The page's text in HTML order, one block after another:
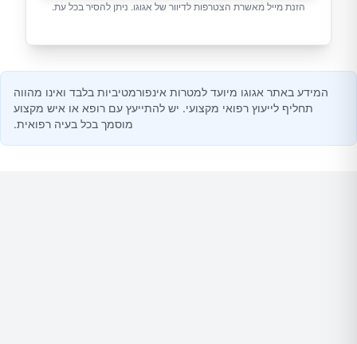
הזנת מייל מאשרת הצטרפות לדיוור של אגוגו. ניתן להסיר בכל עת.
המידע באתר אגוגו מיועד למטרות אינפורמטיביות בלבד ואינו מהווה
תחליף לייעוץ רפואי מקצועי. יש להתייעץ עם רופא או איש מקצוע
מוסמך בכל בעיה רפואית.